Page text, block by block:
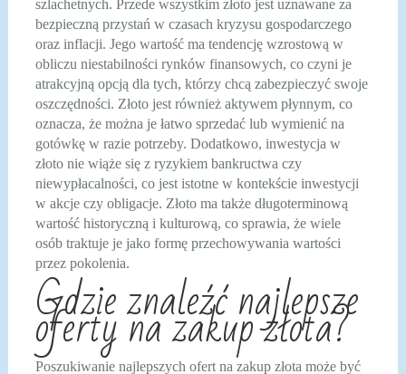
szlachetnych. Przede wszystkim złoto jest uznawane za
bezpieczną przystań w czasach kryzysu gospodarczego
oraz inflacji. Jego wartość ma tendencję wzrostową w
obliczu niestabilności rynków finansowych, co czyni je
atrakcyjną opcją dla tych, którzy chcą zabezpieczyć swoje
oszczędności. Złoto jest również aktywem płynnym, co
oznacza, że można je łatwo sprzedać lub wymienić na
gotówkę w razie potrzeby. Dodatkowo, inwestycja w
złoto nie wiąże się z ryzykiem bankructwa czy
niewypłacalności, co jest istotne w kontekście inwestycji
w akcje czy obligacje. Złoto ma także długoterminową
wartość historyczną i kulturową, co sprawia, że wiele
osób traktuje je jako formę przechowywania wartości
przez pokolenia.
Gdzie znaleźć najlepsze
oferty na zakup złota?
Poszukiwanie najlepszych ofert na zakup złota może być